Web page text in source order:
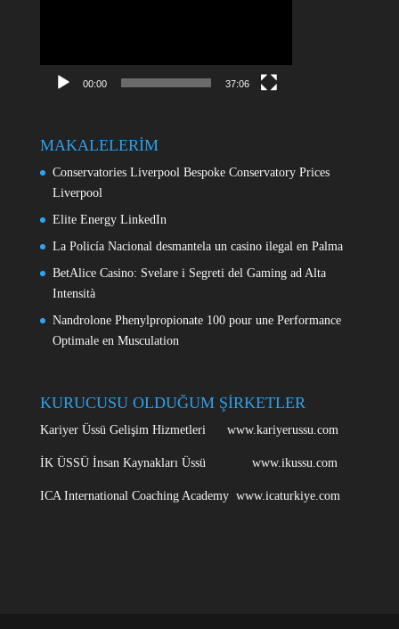
00:00 37:06
MAKALELERİM
Conservatories Liverpool Bespoke Conservatory Prices
Liverpool
Elite Energy LinkedIn
La Policía Nacional desmantela un casino ilegal en Palma
BetAlice Casino: Svelare i Segreti del Gaming ad Alta
Intensità
Nandrolone Phenylpropionate 100 pour une Performance
Optimale en Musculation
KURUCUSU OLDUĞUM ŞİRKETLER
Kariyer Üssü Gelişim Hizmetleri www.kariyerussu.com
İK ÜSSÜ İnsan Kaynakları Üssü www.ikussu.com
ICA International Coaching Academy www.icaturkiye.com